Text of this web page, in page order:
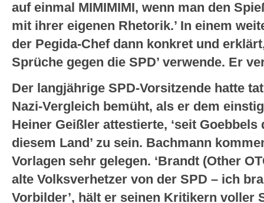
auf einmal MIMIMIMI, wenn man den
mit ihrer eigenen Rhetorik.’ In einem
der Pegida-Chef dann konkret und
Sprüche gegen die SPD’ verwende. Er
Der langjährige SPD-Vorsitzende hatte
Nazi-Vergleich bemüht, als er dem
Heiner Geißler attestierte, ‘seit
diesem Land’ zu sein. Bachmann
Vorlagen sehr gelegen. ‘Brandt (Other
alte Volksverhetzer von der SPD – ich
Vorbilder’, hält er seinen Kritikern voller